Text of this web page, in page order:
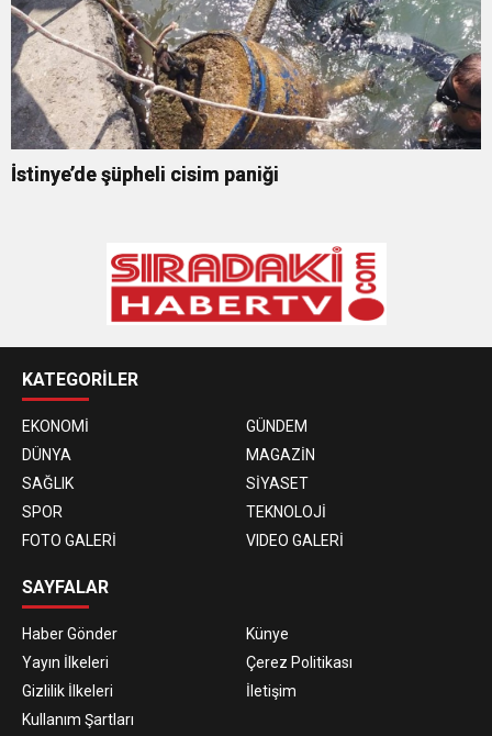
İstinye’de şüpheli cisim paniği
KATEGORİLER
EKONOMİ
GÜNDEM
DÜNYA
MAGAZİN
SAĞLIK
SİYASET
SPOR
TEKNOLOJİ
FOTO GALERİ
VIDEO GALERİ
SAYFALAR
Haber Gönder
Künye
Yayın İlkeleri
Çerez Politikası
Gizlilik İlkeleri
İletişim
Kullanım Şartları